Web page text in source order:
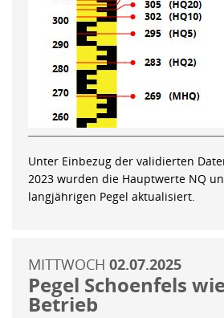
Unter Einbezug der validierten
2023 wurden die Hauptwerte NQ
langjährigen Pegel aktualisiert.
MITTWOCH 02.07.2025
Pegel Schoenfels
Betrieb